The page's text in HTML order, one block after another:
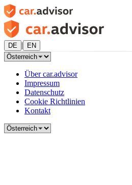
DE | EN
Über car.advisor
Impressum
Datenschutz
Cookie Richtlinien
Kontakt